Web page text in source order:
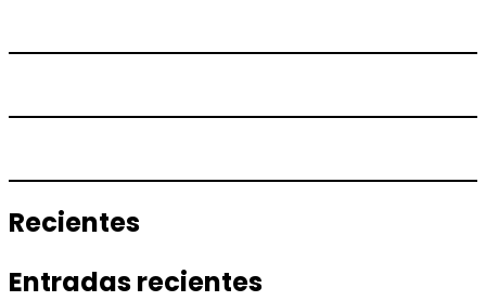
Recientes
Entradas recientes